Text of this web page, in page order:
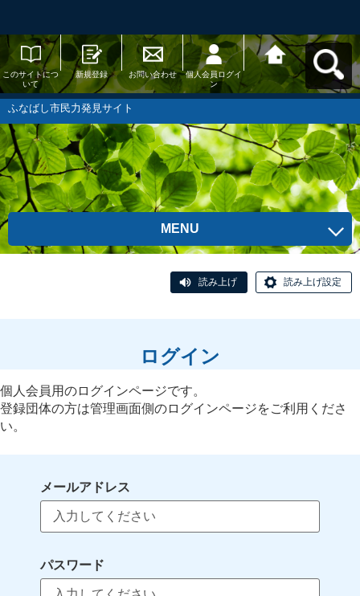
このサイトにつ
いて
新規登録 お問い合わせ
個人会員ログイ
ン
ふなばし市民力
発見サイトへ戻
る
ふなばし市民力発見サイト
MENU
読み上げ 読み上げ設定
ログイン
個人会員用のログインページです。
登録団体の方は管理画面側のログインページをご利用くださ
い。
メールアドレス
パスワード